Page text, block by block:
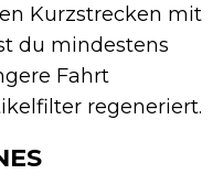
Kurzstrecken mit
du mindestens
Fahrt
regeneriert.